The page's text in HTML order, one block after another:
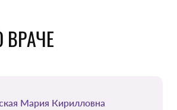
Мария Кирилловна